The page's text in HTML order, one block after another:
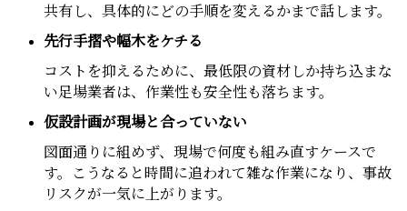
共有し、具体的にどの手順を変えるかまで話します。
先行手摺や幅木をケチる
コストを抑えるために、最低限の資材しか持ち込まな
い足場業者は、作業性も安全性も落ちます。
仮設計画が現場と合っていない
図面通りに組めず、現場で何度も組み直すケースで
す。こうなると時間に追われて雑な作業になり、事故
リスクが一気に上がります。